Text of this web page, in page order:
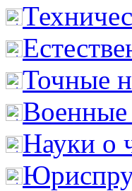
Точные
Науки о